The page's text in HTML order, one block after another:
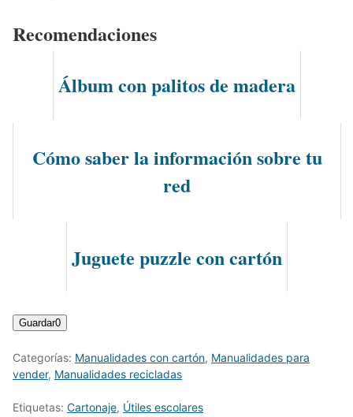
Recomendaciones
Álbum con palitos de madera
Cómo saber la información sobre tu
red
Juguete puzzle con cartón
Guardar0
Categorías: Manualidades con cartón, Manualidades para
vender, Manualidades recicladas
Etiquetas: Cartonaje, Útiles escolares